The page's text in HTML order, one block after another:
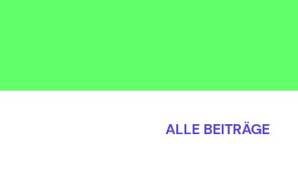
ALLE BEITRÄGE